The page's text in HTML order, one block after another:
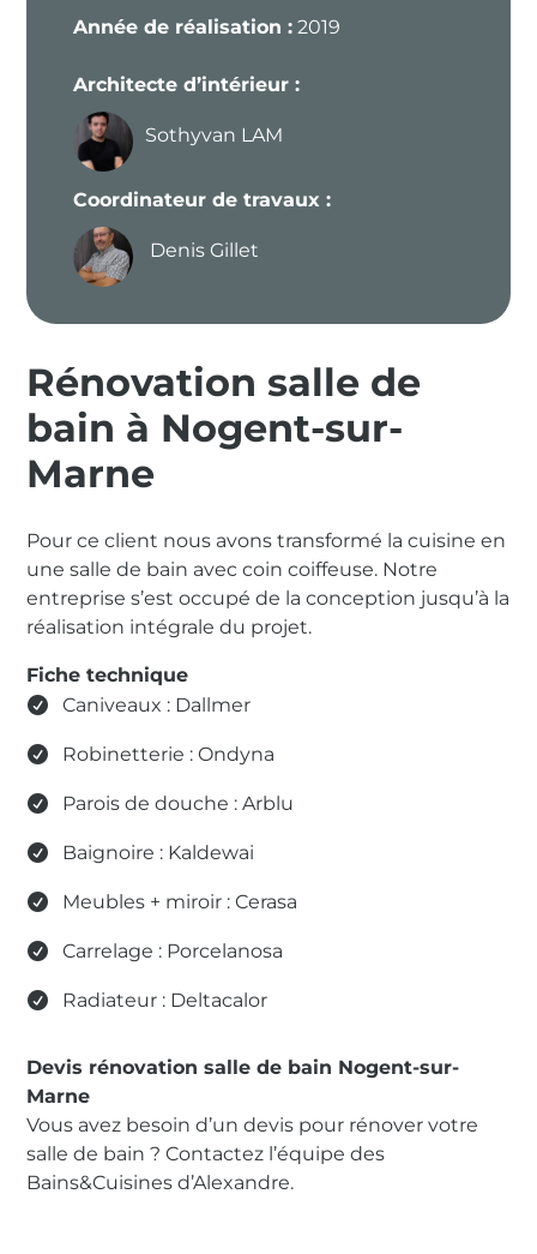
Année de réalisation : 2019
Architecte d’intérieur :
Sothyvan LAM
Coordinateur de travaux :
Denis Gillet
Rénovation salle de
bain à Nogent-sur-
Marne
Pour ce client nous avons transformé la cuisine en
une salle de bain avec coin coiffeuse. Notre
entreprise s’est occupé de la conception jusqu’à la
réalisation intégrale du projet.
Fiche technique
Caniveaux : Dallmer
Robinetterie : Ondyna
Parois de douche : Arblu
Baignoire : Kaldewai
Meubles + miroir : Cerasa
Carrelage : Porcelanosa
Radiateur : Deltacalor
Devis rénovation salle de bain Nogent-sur-
Marne
Vous avez besoin d’un devis pour rénover votre
salle de bain ? Contactez l’équipe des
Bains&Cuisines d’Alexandre.